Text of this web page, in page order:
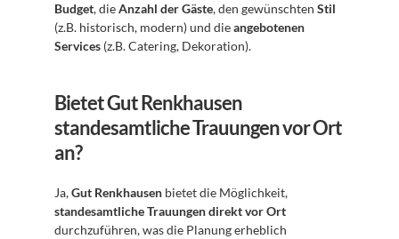
Budget, die Anzahl der Gäste, den gewünschten Stil
(z.B. historisch, modern) und die angebotenen
Services (z.B. Catering, Dekoration).
Bietet Gut Renkhausen
standesamtliche Trauungen vor Ort
an?
Ja, Gut Renkhausen
standesamtliche Trauungen direkt vor Ort
durchzuführen, was die Planung erheblich